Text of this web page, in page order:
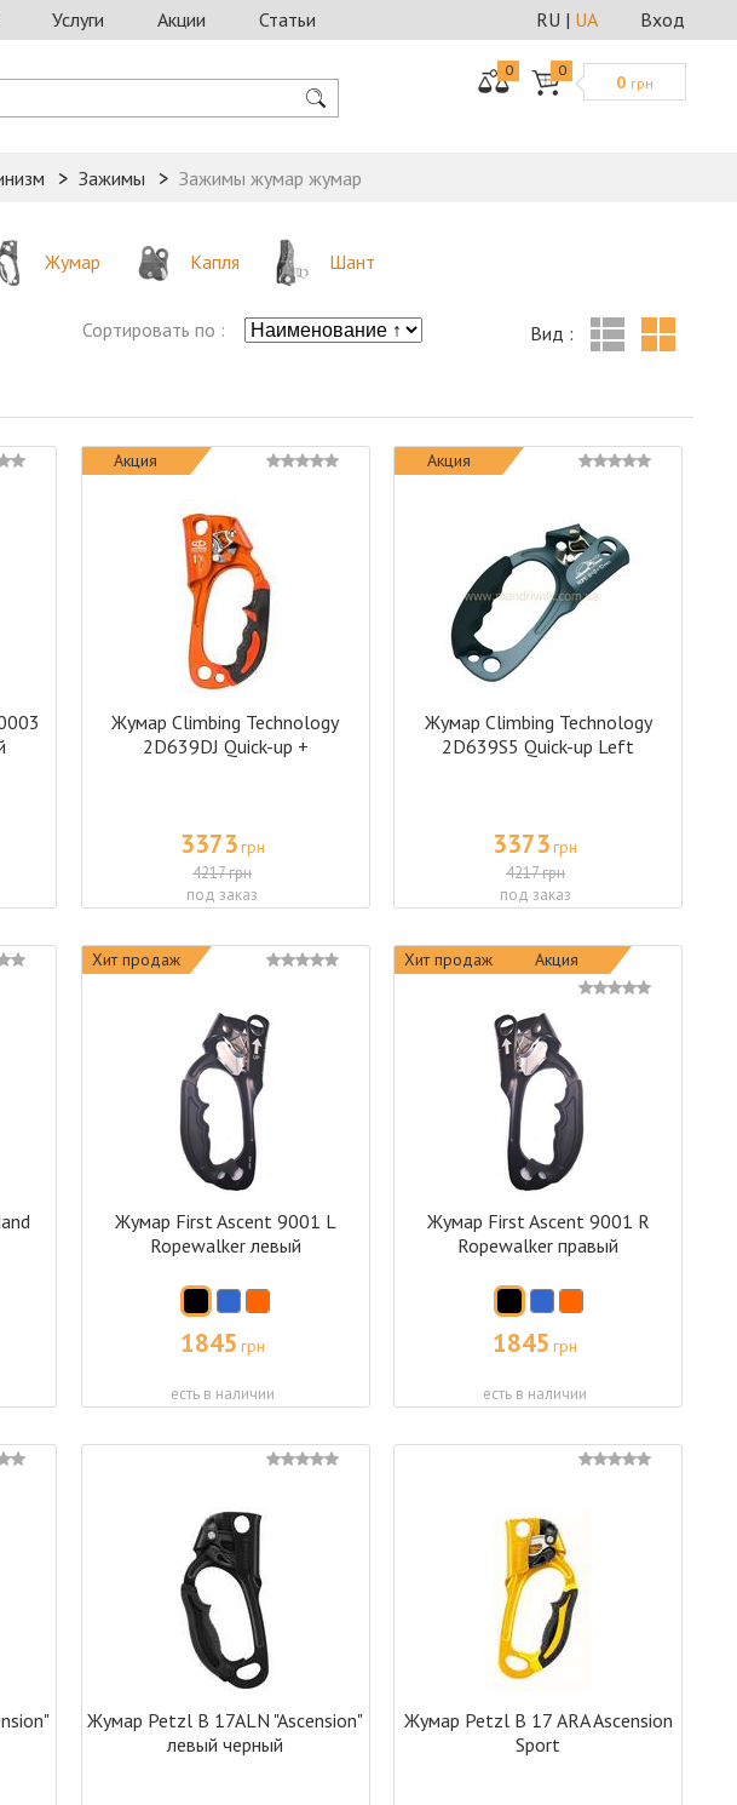
Услуги Акции Статьи Вход
RU | UA
0 0
0 грн
Зажимы Зажимы жумар жумар
Жумар Капля Шант
Сортировать по : Вид :
Акция
Жумар Climbing Technology
2D639DJ Quick-up +
3373грн
4217 грн
под заказ
Акция
Жумар Climbing Technology
2D639S5 Quick-up Left
3373грн
4217 грн
под заказ
Хит продаж
Жумар First Ascent 9001 L
Ropewalker левый
1845 грн
есть в наличии
Хит продаж Акция
Жумар First Ascent 9001 R
Ropewalker правый
1845 грн
есть в наличии
Жумар Petzl B 17ALN "Ascension"
левый черный
Жумар Petzl В 17 ARA Ascension
Sport